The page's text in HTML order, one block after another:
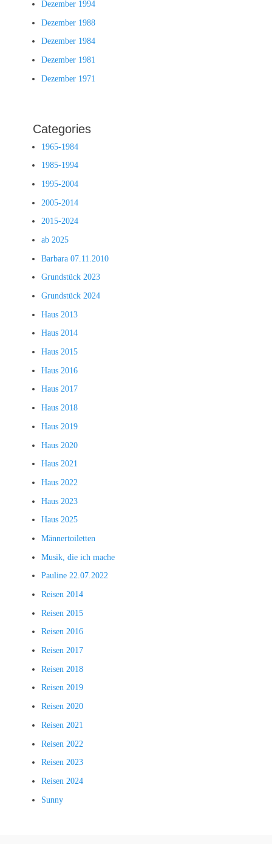
Dezember 1994
Dezember 1988
Dezember 1984
Dezember 1981
Dezember 1971
Categories
1965-1984
1985-1994
1995-2004
2005-2014
2015-2024
ab 2025
Barbara 07.11.2010
Grundstück 2023
Grundstück 2024
Haus 2013
Haus 2014
Haus 2015
Haus 2016
Haus 2017
Haus 2018
Haus 2019
Haus 2020
Haus 2021
Haus 2022
Haus 2023
Haus 2025
Männertoiletten
Musik, die ich mache
Pauline 22.07.2022
Reisen 2014
Reisen 2015
Reisen 2016
Reisen 2017
Reisen 2018
Reisen 2019
Reisen 2020
Reisen 2021
Reisen 2022
Reisen 2023
Reisen 2024
Sunny